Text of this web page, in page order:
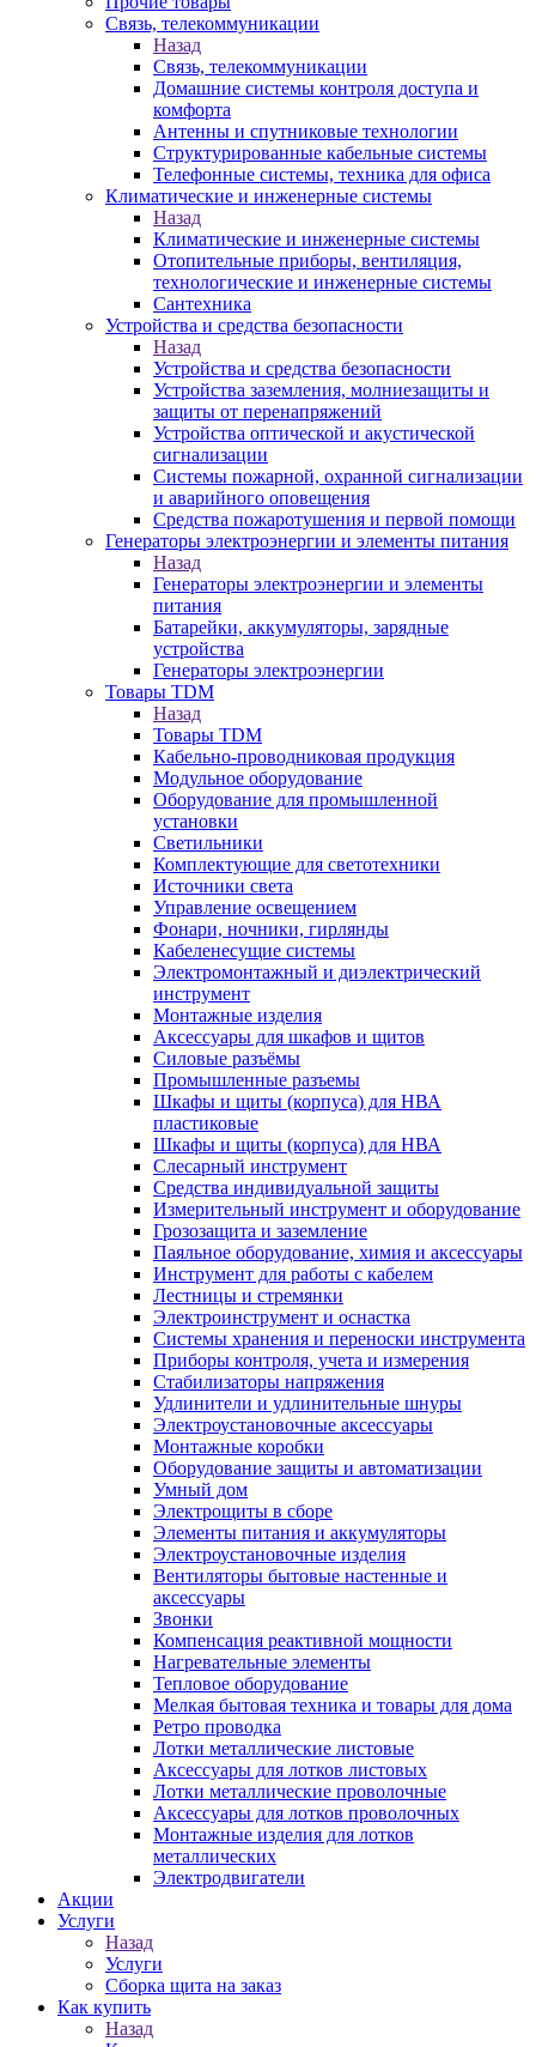
Связь, телекоммуникации
Назад
Связь, телекоммуникации
Домашние системы контроля доступа и
комфорта
Антенны и спутниковые технологии
Структурированные кабельные системы
Телефонные системы, техника для офиса
Климатические и инженерные системы
Назад
Климатические и инженерные системы
Отопительные приборы, вентиляция,
технологические и инженерные системы
Сантехника
Устройства и средства безопасности
Назад
Устройства и средства безопасности
Устройства заземления, молниезащиты и
защиты от перенапряжений
Устройства оптической и акустической
сигнализации
Системы пожарной, охранной сигнализации
и аварийного оповещения
Средства пожаротушения и первой помощи
Генераторы электроэнергии и элементы питания
Назад
Генераторы электроэнергии и элементы
питания
Батарейки, аккумуляторы, зарядные
устройства
Генераторы электроэнергии
Товары TDM
Назад
Товары TDM
Кабельно-проводниковая продукция
Модульное оборудование
Оборудование для промышленной
установки
Светильники
Комплектующие для светотехники
Источники света
Управление освещением
Фонари, ночники, гирлянды
Кабеленесущие системы
Электромонтажный и диэлектрический
инструмент
Монтажные изделия
Аксессуары для шкафов и щитов
Силовые разъёмы
Промышленные разъемы
Шкафы и щиты (корпуса) для НВА
пластиковые
Шкафы и щиты (корпуса) для НВА
Слесарный инструмент
Средства индивидуальной защиты
Измерительный инструмент и оборудование
Грозозащита и заземление
Паяльное оборудование, химия и аксессуары
Инструмент для работы с кабелем
Лестницы и стремянки
Электроинструмент и оснастка
Системы хранения и переноски инструмента
Приборы контроля, учета и измерения
Стабилизаторы напряжения
Удлинители и удлинительные шнуры
Электроустановочные аксессуары
Монтажные коробки
Оборудование защиты и автоматизации
Умный дом
Электрощиты в сборе
Элементы питания и аккумуляторы
Электроустановочные изделия
Вентиляторы бытовые настенные и
аксессуары
Звонки
Компенсация реактивной мощности
Нагревательные элементы
Тепловое оборудование
Мелкая бытовая техника и товары для дома
Ретро проводка
Лотки металлические листовые
Аксессуары для лотков листовых
Лотки металлические проволочные
Аксессуары для лотков проволочных
Монтажные изделия для лотков
металлических
Электродвигатели
Акции
Услуги
Назад
Услуги
Сборка щита на заказ
Как купить
Назад